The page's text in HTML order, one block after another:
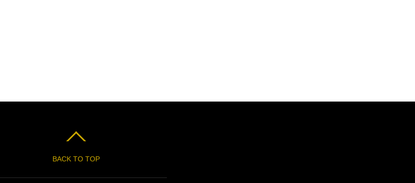
BACK TO TOP